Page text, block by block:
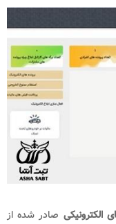
الکترونیکی صادر شده از